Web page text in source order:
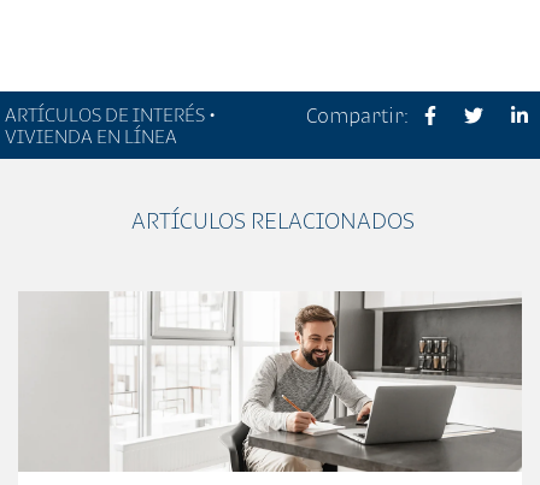
ARTÍCULOS DE INTERÉS •
VIVIENDA EN LÍNEA
Compartir:
ARTÍCULOS RELACIONADOS